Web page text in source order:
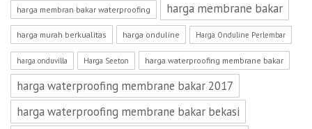
harga membran bakar waterproofing harga membrane bakar
harga murah berkualitas harga onduline Harga Onduline Perlembar
harga onduvilla Harga Seeton harga waterproofing membrane bakar
harga waterproofing membrane bakar 2017
harga waterproofing membrane bakar bekasi